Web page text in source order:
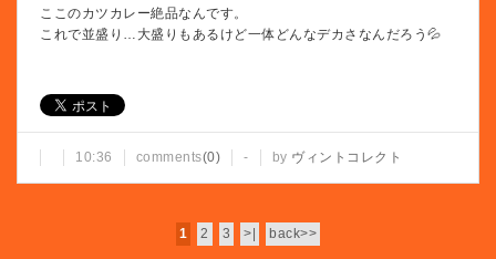
ここのカツカレー絶品なんです。
これで並盛り…大盛りもあるけど一体どんなデカさなんだろう💦
10:36 comments(0) - by ヴィントコレクト
1 2 3 >| back>>